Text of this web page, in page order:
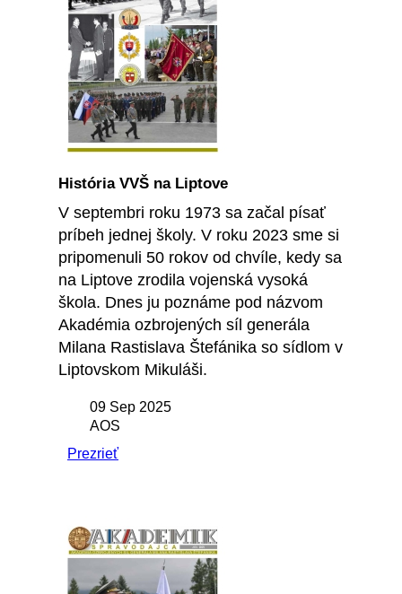
História VVŠ na Liptove
V septembri roku 1973 sa začal písať
príbeh jednej školy. V roku 2023 sme si
pripomenuli 50 rokov od chvíle, kedy sa
na Liptove zrodila vojenská vysoká
škola. Dnes ju poznáme pod názvom
Akadémia ozbrojených síl generála
Milana Rastislava Štefánika so sídlom v
Liptovskom Mikuláši.
09 Sep 2025
AOS
Prezrieť